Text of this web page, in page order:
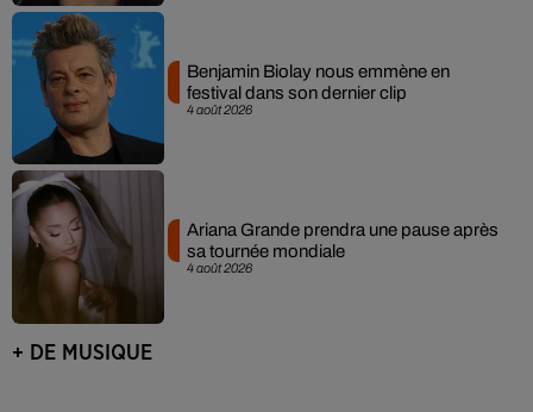
4 août 2026
Benjamin Biolay nous emmène en
festival dans son dernier clip
4 août 2026
Ariana Grande prendra une pause après
sa tournée mondiale
+ DE MUSIQUE